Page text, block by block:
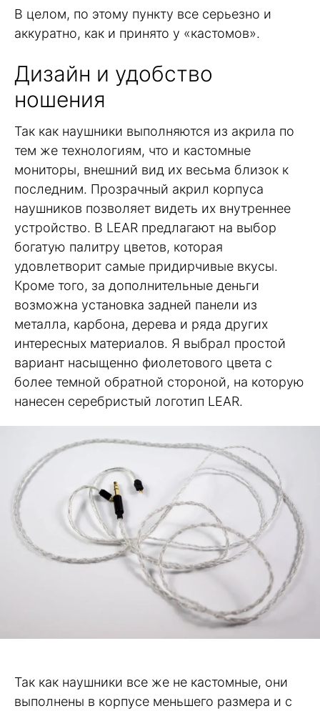
В целом, по этому пункту все серьезно и
аккуратно, как и принято у «кастомов».
Дизайн и удобство
ношения
Так как наушники выполняются из акрила по
тем же технологиям, что и кастомные
мониторы, внешний вид их весьма близок к
последним. Прозрачный акрил корпуса
наушников позволяет видеть их внутреннее
устройство. В LEAR предлагают на выбор
богатую палитру цветов, которая
удовлетворит самые придирчивые вкусы.
Кроме того, за дополнительные деньги
возможна установка задней панели из
металла, карбона, дерева и ряда других
интересных материалов. Я выбрал простой
вариант насыщенно фиолетового цвета с
более темной обратной стороной, на которую
нанесен серебристый логотип LEAR.
Так как наушники все же не кастомные, они
выполнены в корпусе меньшего размера и с